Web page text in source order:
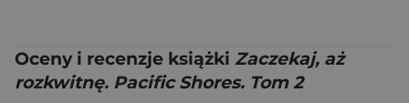
Oceny i recenzje książki Zaczekaj, aż
rozkwitnę. Pacific Shores. Tom 2